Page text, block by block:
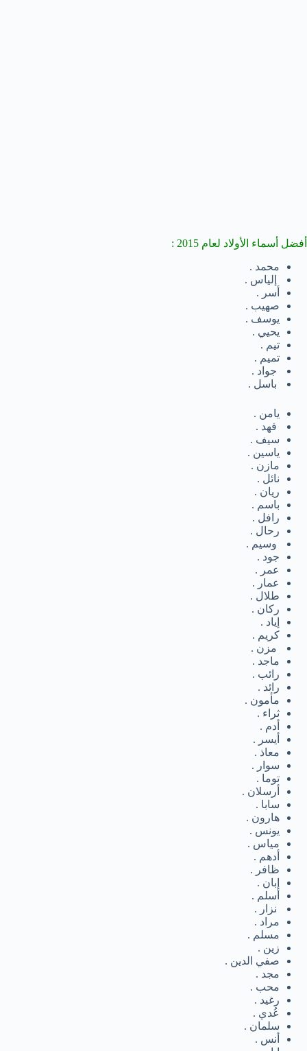
أفضل أسماء الأولاد لعام 2015 :
محمد .
إلياس .
أسر .
صهيب .
يوسف .
يحيي .
تيم .
تميم .
جواد .
باسل .
يامن .
فهد .
سيف .
ياسين .
مازن .
نائل .
ريان .
باسم .
رافل .
رحال .
وسيم .
جود .
عمر .
عمار .
طلال .
ركان .
إياد .
كريم .
مزن .
ماجد .
رائب .
رائد .
مأمون .
ثراء .
أدم .
أيسر .
معاذ .
سوار .
توما .
أرسلان .
سابا .
هارون .
يونس .
مياس .
أدهم .
ظافر .
إبان .
أسلم .
نزار .
مراد .
مسلم .
زين .
صفي الدين .
مجد .
محب .
رغيد .
عُدي .
سلمان .
أنس .